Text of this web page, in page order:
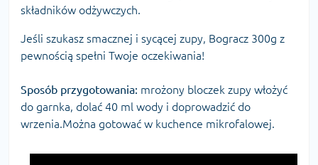
składników odżywczych.
Jeśli szukasz smacznej i sycącej zupy, Bogracz 300g z
pewnością spełni Twoje oczekiwania!
Sposób przygotowania: mrożony bloczek zupy włożyć
do garnka, dolać 40 ml wody i doprowadzić do
wrzenia.Można gotować w kuchence mikrofalowej.